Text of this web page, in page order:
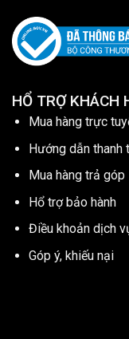
HỔ TRỢ KHÁCH
Mua hàng trực
Hướng dẫn thanh
Mua hàng trả góp
Hổ trợ bảo hành
Điều khoản dịch
Góp ý, khiếu nại